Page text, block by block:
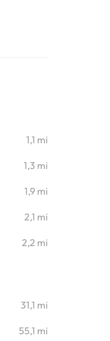
1,1 mi
1,3 mi
1,9 mi
2,1 mi
2,2 mi
31,1 mi
55,1 mi